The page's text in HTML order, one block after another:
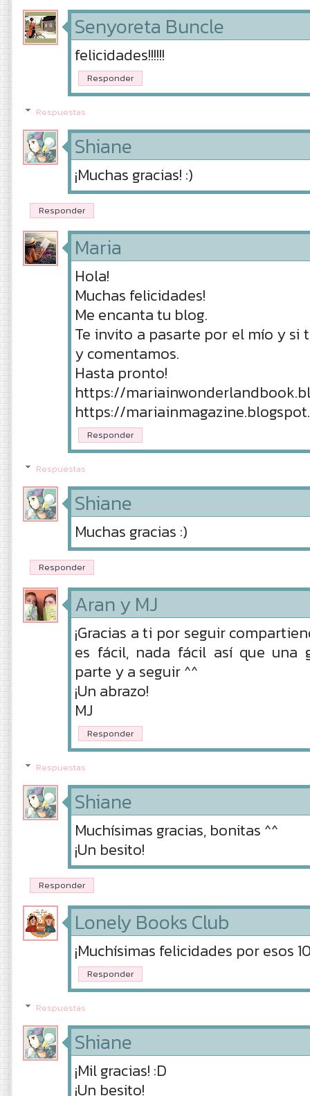
Senyoreta Buncle
felicidades!!!!!!
Responder
Respuestas
Shiane
¡Muchas gracias! :)
Responder
Maria
Hola!
Muchas felicidades!
Me encanta tu blog.
Te invito a pasarte por el mío y si
y comentamos.
Hasta pronto!
https://
https://
Responder
Respuestas
Shiane
Muchas gracias :)
Responder
Aran y MJ
¡Gracias a ti por seguir
es fácil, nada fácil así que una
parte y a seguir ^^
¡Un abrazo!
MJ
Responder
Respuestas
Shiane
Muchísimas gracias, bonitas ^^
¡Un besito!
Responder
Lonely Books Club
¡Muchísimas felicidades por esos
Responder
Respuestas
Shiane
¡Mil gracias! :D
¡Un besito!